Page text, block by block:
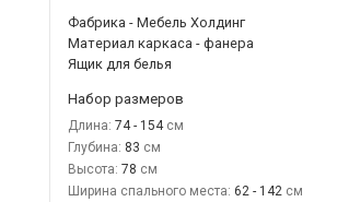
Фабрика - Мебель Холдинг
Материал каркаса - фанера
Ящик для белья
Набор размеров
Длина: 74 - 154
Глубина: 83
Высота: 78
Ширина спального места: 62 - 142